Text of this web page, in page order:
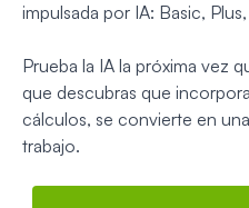
impulsada por IA: Basic,
Prueba la IA la próxima vez
que descubras que
cálculos, se convierte en
trabajo.